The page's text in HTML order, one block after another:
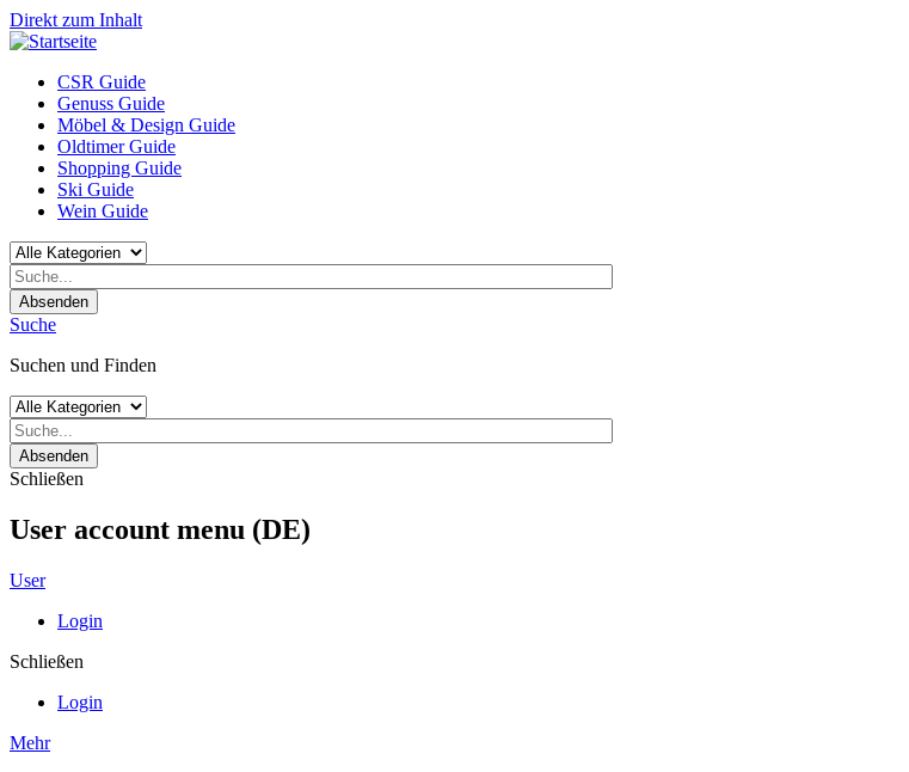
Direkt zum Inhalt
CSR Guide
Genuss Guide
Möbel & Design Guide
Oldtimer Guide
Shopping Guide
Ski Guide
Wein Guide
Absenden
Suche
Suchen und Finden
Absenden
Schließen
User account menu (DE)
User
Login
Schließen
Login
Mehr